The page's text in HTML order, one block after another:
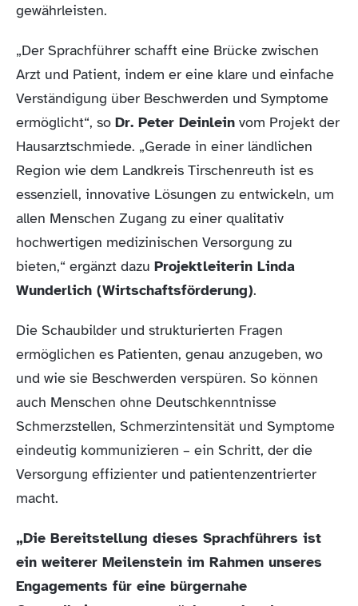
gewährleisten.
„Der Sprachführer schafft eine Brücke zwischen
Arzt und Patient, indem er eine klare und einfache
Verständigung über Beschwerden und Symptome
ermöglicht“, so Dr. Peter Deinlein vom Projekt der
Hausarztschmiede. „Gerade in einer ländlichen
Region wie dem Landkreis Tirschenreuth ist es
essenziell, innovative Lösungen zu entwickeln, um
allen Menschen Zugang zu einer qualitativ
hochwertigen medizinischen Versorgung zu
bieten,“ ergänzt dazu Projektleiterin Linda
Wunderlich (Wirtschaftsförderung).
Die Schaubilder und strukturierten Fragen
ermöglichen es Patienten, genau anzugeben, wo
und wie sie Beschwerden verspüren. So können
auch Menschen ohne Deutschkenntnisse
Schmerzstellen, Schmerzintensität und Symptome
eindeutig kommunizieren – ein Schritt, der die
Versorgung effizienter und patientenzentrierter
macht.
„Die Bereitstellung dieses Sprachführers ist
ein weiterer Meilenstein im Rahmen unseres
Engagements für eine bürgernahe